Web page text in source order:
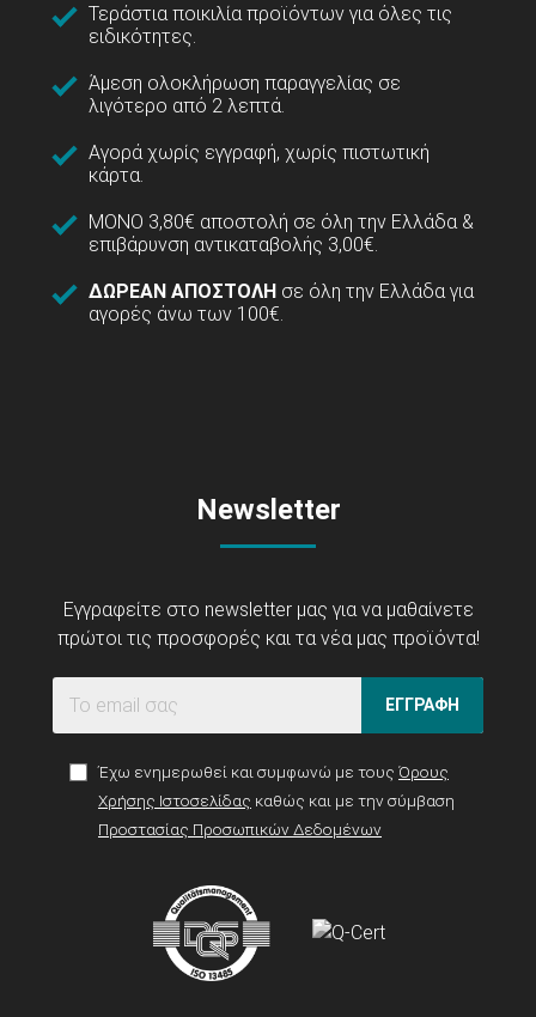
Τεράστια ποικιλία προϊόντων για όλες τις
ειδικότητες.
Άμεση ολοκλήρωση παραγγελίας σε
λιγότερο από 2 λεπτά.
Αγορά χωρίς εγγραφή, χωρίς πιστωτική
κάρτα.
ΜΟΝΟ 3,80€ αποστολή σε όλη την Ελλάδα &
επιβάρυνση αντικαταβολής 3,00€.
ΔΩΡΕΑΝ ΑΠΟΣΤΟΛΗ σε όλη την Ελλάδα για
αγορές άνω των 100€.
Newsletter
Εγγραφείτε στο newsletter μας για να μαθαίνετε
πρώτοι τις προσφορές και τα νέα μας προϊόντα!
ΕΓΓΡΑΦΗ
Έχω ενημερωθεί και συμφωνώ με τους Όρους
Χρήσης Ιστοσελίδας καθώς και με την σύμβαση
Προστασίας Προσωπικών Δεδομένων